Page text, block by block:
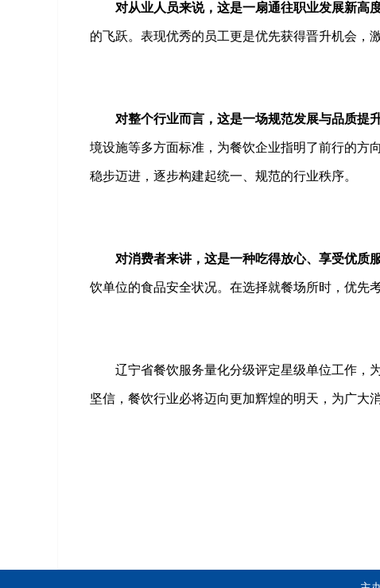
对从业人员来说，这是一扇通往职业发展新高
的飞跃。表现优秀的员工更是优先获得晋升机会，
对整个行业而言，这是一场规范发展与品质提
境设施等多方面标准，为餐饮企业指明了前行的方
稳步迈进，逐步构建起统一、规范的行业秩序。
对消费者来讲，这是一种吃得放心、享受优质
饮单位的食品安全状况。在选择就餐场所时，优先
辽宁省餐饮服务量化分级评定星级单位工作，
坚信，餐饮行业必将迈向更加辉煌的明天，为广大